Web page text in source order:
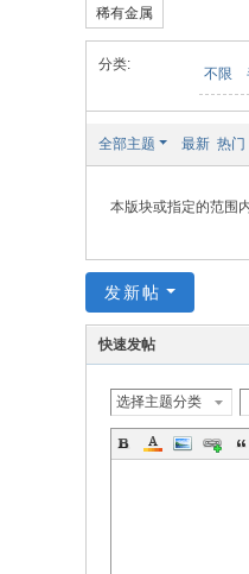
稀有金属
分类:
不限
全部主题 最新 热门
本版块或指定的范围
发新帖
快速发帖
选择主题分类